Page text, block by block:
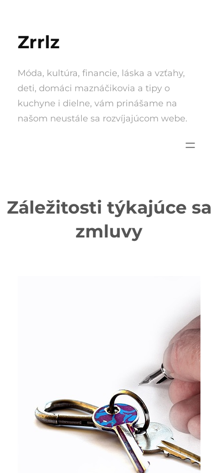
content
Zrrlz
Móda, kultúra, financie, láska a vzťahy,
deti, domáci maznáčikovia a tipy o
kuchyne i dielne, vám prinášame na
našom neustále sa rozvíjajúcom webe.
Záležitosti týkajúce sa
zmluvy